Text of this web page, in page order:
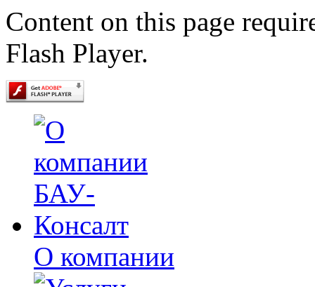
Content on this page
Flash Player.
О компании